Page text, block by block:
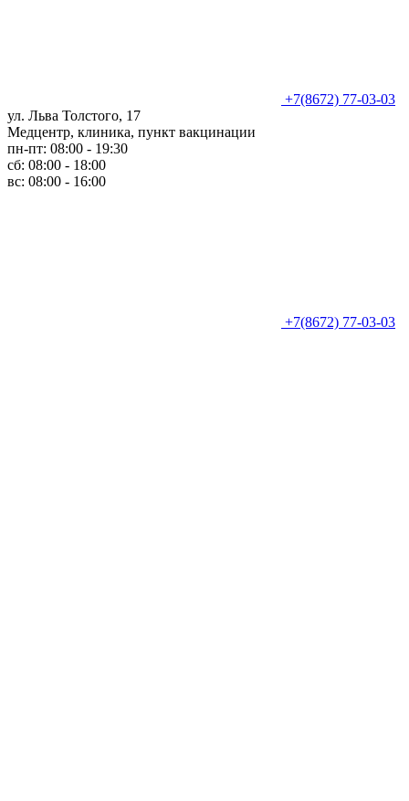
+7(8672) 77-03-03
ул. Льва Толстого, 17
Медцентр, клиника, пункт вакцинации
пн-пт: 08:00 - 19:30
сб: 08:00 - 18:00
вс: 08:00 - 16:00
+7(8672) 77-03-03